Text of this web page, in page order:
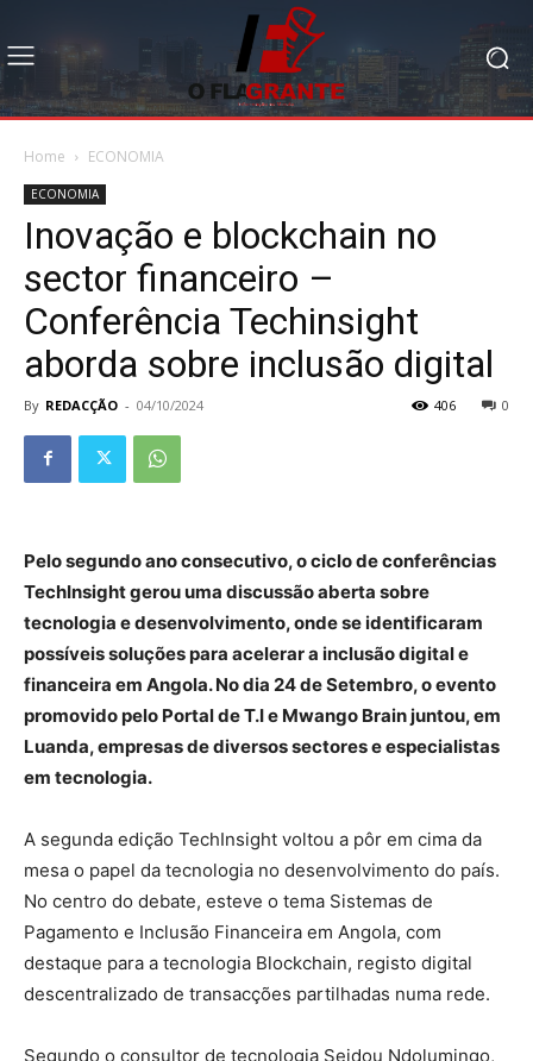
Home ECONOMIA
ECONOMIA
Inovação e blockchain no
sector financeiro –
Conferência Techinsight
aborda sobre inclusão digital
By REDACÇÃO - 04/10/2024 0
406
Pelo segundo ano consecutivo, o ciclo de conferências
TechInsight gerou uma discussão aberta sobre
tecnologia e desenvolvimento, onde se identificaram
possíveis soluções para acelerar a inclusão digital e
financeira em Angola. No dia 24 de Setembro, o evento
promovido pelo Portal de T.I e Mwango Brain juntou, em
Luanda, empresas de diversos sectores e especialistas
em tecnologia.
A segunda edição TechInsight voltou a pôr em cima da
mesa o papel da tecnologia no desenvolvimento do país.
No centro do debate, esteve o tema Sistemas de
Pagamento e Inclusão Financeira em Angola, com
destaque para a tecnologia Blockchain, registo digital
descentralizado de transacções partilhadas numa rede.
Segundo o consultor de tecnologia Seidou Ndolumingo,